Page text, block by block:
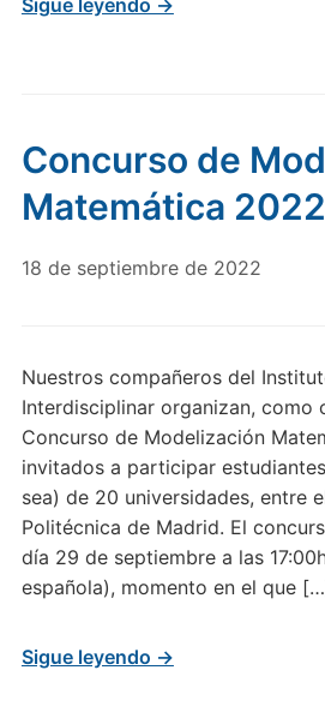
Sigue leyendo →
Concurso de
Matemática 2022
18 de septiembre de 2022
Nuestros compañeros del
Interdisciplinar organizan, como
Concurso de Modelización
invitados a participar
sea) de 20 universidades, entre
Politécnica de Madrid. El
día 29 de septiembre a las
española), momento en el que
Sigue leyendo →